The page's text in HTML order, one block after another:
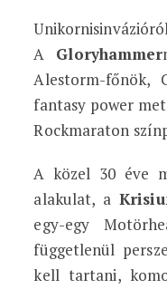
A Gloryhammer
Alestorm-főnök,
fantasy power
Rockmaraton
A közel 30 éve
alakulat, a
egy-egy
függetlenül
kell tartani,